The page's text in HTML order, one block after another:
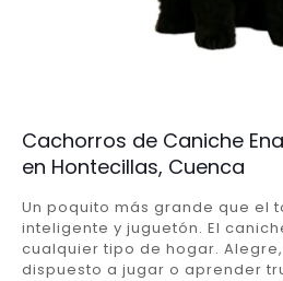
Cachorros de Caniche
en Hontecillas, Cuenca
Un poquito más grande que el
inteligente y juguetón. El
cualquier tipo de hogar.
dispuesto a jugar o aprender